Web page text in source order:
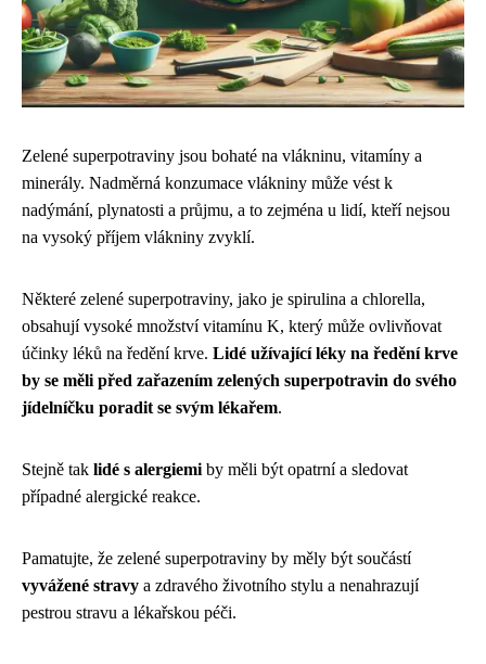
Zelené superpotraviny jsou bohaté na vlákninu, vitamíny a
minerály. Nadměrná konzumace vlákniny může vést k
nadýmání, plynatosti a průjmu, a to zejména u lidí, kteří nejsou
na vysoký příjem vlákniny zvyklí.
Některé zelené superpotraviny, jako je spirulina a chlorella,
obsahují vysoké množství vitamínu K, který může ovlivňovat
účinky léků na ředění krve. Lidé užívající léky na ředění krve
by se měli před zařazením zelených superpotravin do svého
jídelníčku poradit se svým lékařem.
Stejně tak lidé s alergiemi by měli být opatrní a sledovat
případné alergické reakce.
Pamatujte, že zelené superpotraviny by měly být součástí
vyvážené stravy a zdravého životního stylu a nenahrazují
pestrou stravu a lékařskou péči.